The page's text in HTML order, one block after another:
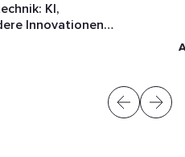
KI,
Innovationen